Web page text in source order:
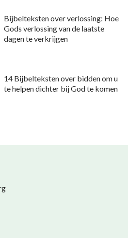
Bijbelteksten over verlossing: Hoe
Gods verlossing van de laatste
dagen te verkrijgen
14 Bijbelteksten over bidden om u
te helpen dichter bij God te komen